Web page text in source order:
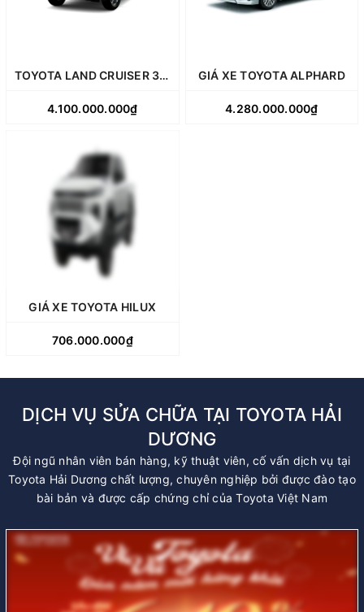
TOYOTA LAND CRUISER 300
4.100.000.000₫
GIÁ XE TOYOTA ALPHARD
4.280.000.000₫
GIÁ XE TOYOTA HILUX
706.000.000₫
DỊCH VỤ SỬA CHỮA TẠI TOYOTA HẢI
DƯƠNG
Đội ngũ nhân viên bán hàng, kỹ thuật viên, cố vấn dịch vụ tại
Toyota Hải Dương chất lượng, chuyên nghiệp bởi được đào tạo
bài bản và được cấp chứng chỉ của Toyota Việt Nam